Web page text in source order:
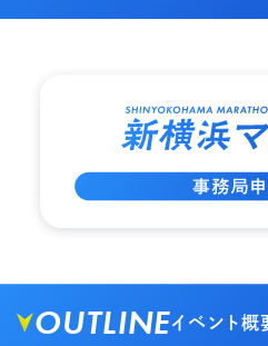
OUTLINEイベント概